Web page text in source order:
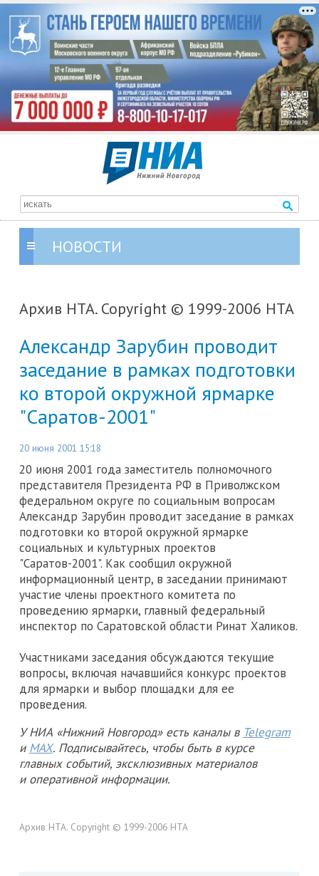
НОВОСТИ
Архив НТА. Copyright © 1999-2006 НТА
Александр Зарубин проводит
заседание в рамках подготовки
ко второй окружной ярмарке
"Саратов-2001"
20 июня 2001 15:18
20 июня 2001 года заместитель полномочного
представителя Президента РФ в Приволжском
федеральном округе по социальным вопросам
Александр Зарубин проводит заседание в рамках
подготовки ко второй окружной ярмарке
социальных и культурных проектов
"Саратов-2001". Как сообщил окружной
информационный центр, в заседании принимают
участие члены проектного комитета по
проведению ярмарки, главный федеральный
инспектор по Саратовской области Ринат Халиков.
Участниками заседания обсуждаются текущие
вопросы, включая начавшийся конкурс проектов
для ярмарки и выбор площадки для ее
проведения.
У НИА «Нижний Новгород» есть каналы в Telegram
и MAX. Подписывайтесь, чтобы быть в курсе
главных событий, эксклюзивных материалов
и оперативной информации.
Архив НТА. Copyright © 1999-2006 НТА